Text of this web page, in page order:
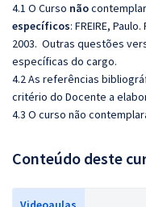
4.1 O Curso não
específicos: FREIRE,
2003. Outras questões
específicas do cargo.
4.2 As referências
critério do Docente a
4.3 O curso não
Conteúdo deste